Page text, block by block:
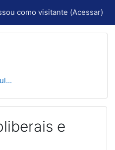
como visitante (Acessar)
e